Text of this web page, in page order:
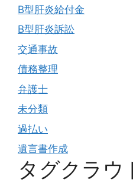
B型肝炎給付金
B型肝炎訴訟
交通事故
債務整理
弁護士
未分類
過払い
遺言書作成
タグクラウ